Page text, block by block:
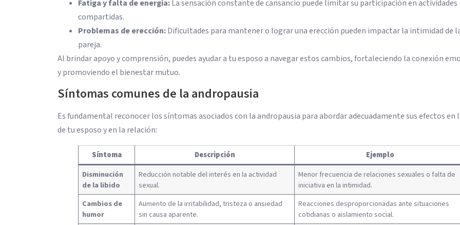
Fatiga y falta de energía:La sensación constante de cansancio puede limitar su participación en actividades
compartidas.
Problemas de erección:Dificultades para mantener o lograr una erección pueden impactar la intimidad de
pareja.
Al brindar apoyo y comprensión, puedes ayudar a tu esposo a navegar estos cambios, fortaleciendo la conexión
y promoviendo el bienestar mutuo.
Síntomas comunes de la andropausia
Es fundamental reconocer los síntomas asociados con la andropausia para abordar adecuadamente sus efectos en
de tu esposo y en la relación:
Síntoma Descripción
Ejemplo
Disminución
de la libido
Reducción notable del interés en la actividad
sexual.
Menor frecuencia de relaciones sexuales o falta de
iniciativa en la intimidad.
Cambios de
humor
Aumento de la irritabilidad, tristeza o ansiedad
sin causa aparente.
Reacciones desproporcionadas ante situaciones
cotidianas o aislamiento social.